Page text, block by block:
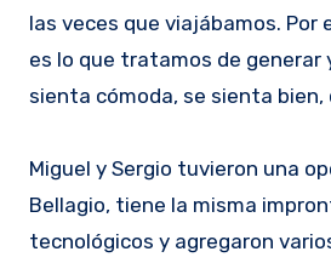
las veces que viajábamos. Por
es lo que tratamos de generar
sienta cómoda, se sienta
Miguel y Sergio tuvieron una
Bellagio, tiene la misma
tecnológicos y agregaron